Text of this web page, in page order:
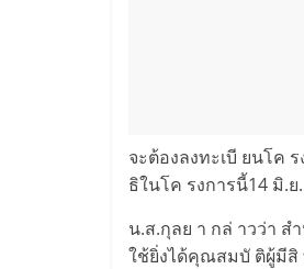
จะต้องลงทะเบี ยนโค
ธิในโค รงการนี้14 มิ.
น.ส.กุลย า กล่ าวว่า ส
ใช้ยิ่งได้คุณสมบั ติผู้มีสิ